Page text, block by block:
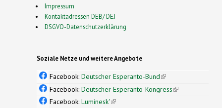
Impressum
Kontaktadressen DEB/ DEJ
DSGVO-Datenschutzerklärung
Soziale Netze und weitere Angebote
Facebook: Deutscher Esperanto-Bund(link is
external)
Facebook: Deutscher Esperanto-Kongress(link is
Facebook: Luminesk'(link is external)